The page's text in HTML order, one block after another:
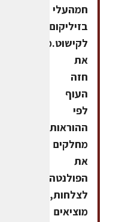
חמהעלי
בזיליקום
לקישוט.מחממים
את
חזה
העוף
לפי
ההוראות.
מחלקים
את
הפולנטה
לצלחות,
מוציאים